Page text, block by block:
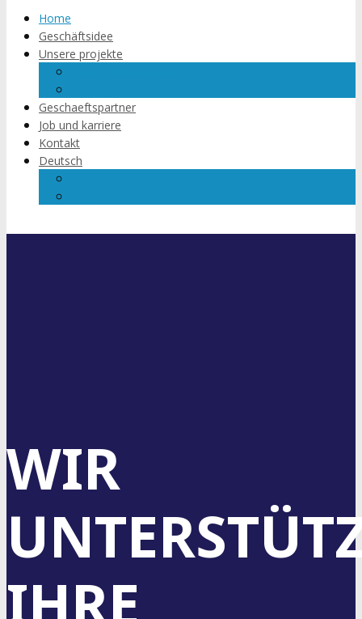
Home
Geschäftsidee
Unsere projekte
Geschaeftspartner
Job und karriere
Kontakt
Deutsch
WIR